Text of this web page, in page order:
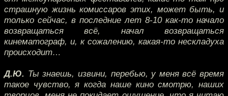
страшную жизнь комиссаров этих, может быть, и
только сейчас, в последние лет 8-10 как-то начало
возвращаться всё, начал возвращаться
кинематограф, и, к сожалению, какая-то нескладуха
происходит…
Д.Ю. Ты знаешь, извини, перебью, у меня всё время
такое чувство, я когда наше кино смотрю, наших